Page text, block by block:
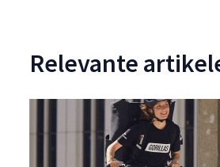
Relevante